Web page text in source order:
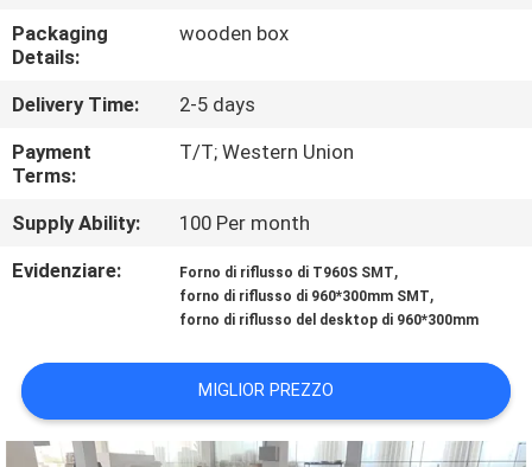
CONTROLLO
DELLA
QUALITÀ
CONTATTACI
NOTIZIA
ON
LINE
Packaging
Details:
wooden box
Delivery Time:
2-5 days
Payment
Terms:
T/T; Western Union
Supply Ability:
100 Per month
Evidenziare:
Forno di riflusso di T960S SMT,
forno di riflusso di 960*300mm SMT,
forno di riflusso del desktop di 960*300mm
MIGLIOR PREZZO